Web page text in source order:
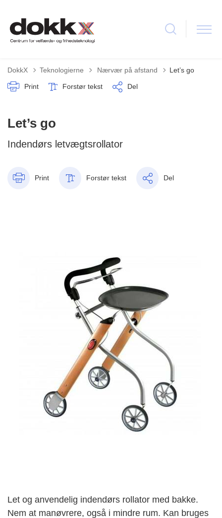
DokkX Teknologierne Tilbage til
Nærvær på afstand Let’s go
Print Forstør tekst Del
Let’s go
Indendørs letvægtsrollator
Print Forstør tekst Del
Let og anvendelig indendørs rollator med bakke.
Nem at manøvrere, også i mindre rum. Kan bruges